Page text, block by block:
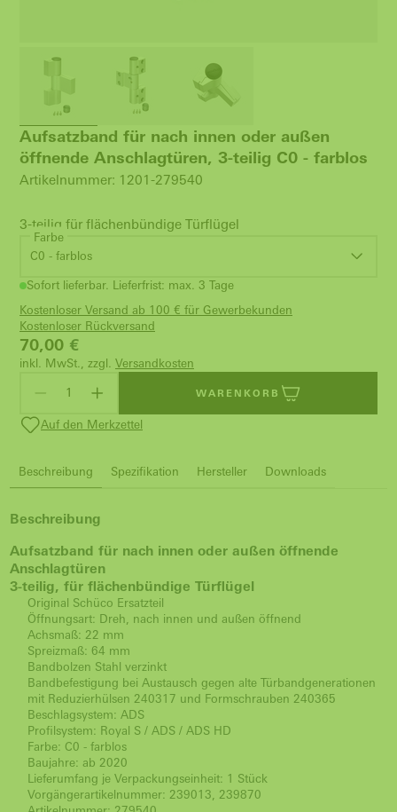
Aufsatzband für nach innen oder außen
öffnende Anschlagtüren, 3-teilig C0 - farblos
Artikelnummer: 1201-279540
3-teilig für flächenbündige Türflügel
Farbe
C0 - farblos
Sofort lieferbar. Lieferfrist: max. 3 Tage
Kostenloser Versand ab 100 € für Gewerbekunden
Kostenloser Rückversand
70,00 €
inkl. MwSt., zzgl. Versandkosten
WARENKORB
Auf den Merkzettel
Beschreibung Spezifikation Hersteller Downloads
Beschreibung
Aufsatzband für nach innen oder außen öffnende
Anschlagtüren
3-teilig, für flächenbündige Türflügel
Original Schüco Ersatzteil
Öffnungsart: Dreh, nach innen und außen öffnend
Achsmaß: 22 mm
Spreizmaß: 64 mm
Bandbolzen Stahl verzinkt
Bandbefestigung bei Austausch gegen alte Türbandgenerationen
mit Reduzierhülsen 240317 und Formschrauben 240365
Beschlagsystem: ADS
Profilsystem: Royal S / ADS / ADS HD
Farbe: C0 - farblos
Baujahre: ab 2020
Lieferumfang je Verpackungseinheit: 1 Stück
Vorgängerartikelnummer: 239013, 239870